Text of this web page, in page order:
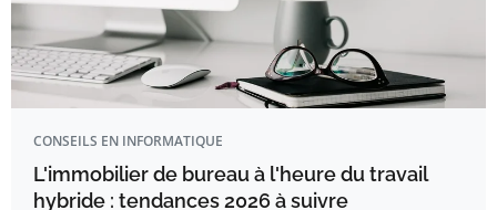
CONSEILS EN INFORMATIQUE
L'immobilier de bureau à l'heure du travail
hybride : tendances 2026 à suivre